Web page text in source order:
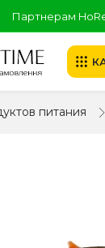
Партнерам
питания